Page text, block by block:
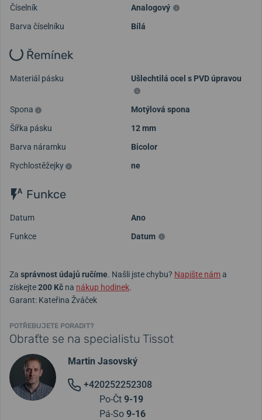
Číselník
Analogový
Barva číselníku
Bílá
Řemínek
Materiál pásku Ušlechtilá ocel s PVD úpravou
Spona
Motýlová spona
Šířka pásku
12 mm
Barva náramku
Bicolor
Rychlostěžejky
ne
Funkce
Datum
Ano
Funkce
Datum
Za správnost údajů ručíme. Našli jste chybu? Napište náma
získejte200 Kč na nákup hodinek.
Garant: Kateřina Žváček
POTŘEBUJETE PORADIT?
Obraťte se na specialistu Tissot
Martin Jasovský
+420252252308
Po-Čt 9-19
Pá-So 9-16